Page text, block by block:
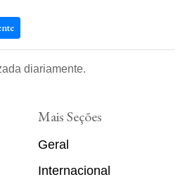
diariamente.
Mais Seções
Geral
Internacional